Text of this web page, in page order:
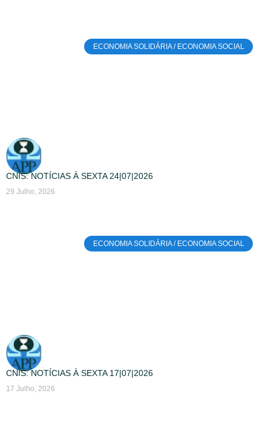
ECONOMIA SOLIDÁRIA / ECONOMIA SOCIAL
CNIS: NOTÍCIAS À SEXTA 24|07|2026
29 Julho, 2026
ECONOMIA SOLIDÁRIA / ECONOMIA SOCIAL
CNIS: NOTÍCIAS À SEXTA 17|07|2026
17 Julho, 2026